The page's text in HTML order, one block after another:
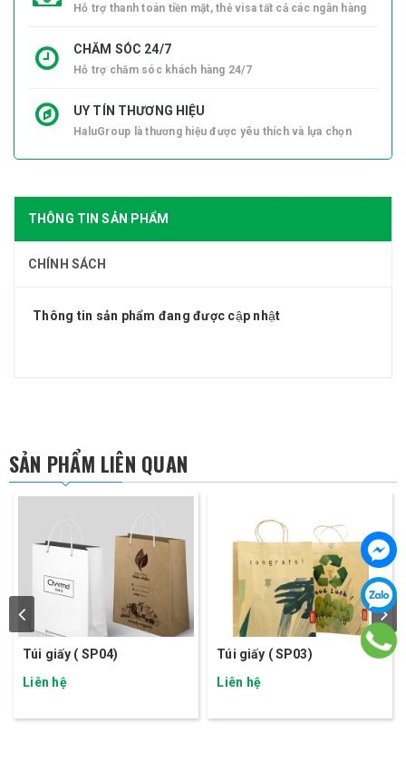
Hỗ trợ thanh toán tiền mặt, thẻ visa tất cả các ngân hàng
CHĂM SÓC 24/7
Hỗ trợ chăm sóc khách hàng 24/7
UY TÍN THƯƠNG HIỆU
HaluGroup là thương hiệu được yêu thích và lựa chọn
THÔNG TIN SẢN PHẨM
CHÍNH SÁCH
Thông tin sản phẩm đang được cập nhật
SẢN PHẨM LIÊN QUAN
Túi giấy ( SP04)
Liên hệ
Túi giấy ( SP03)
Liên hệ